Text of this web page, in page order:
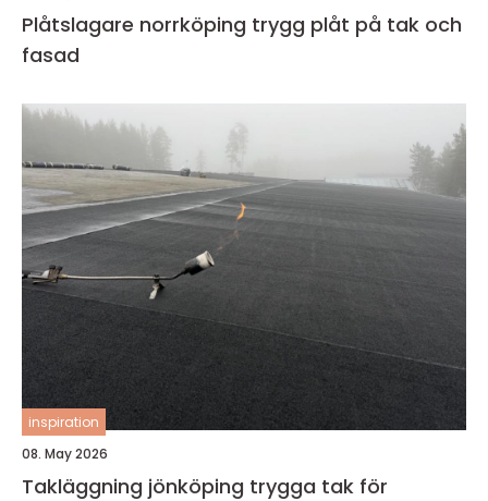
Plåtslagare norrköping trygg plåt på tak och
fasad
inspiration
08. May 2026
Takläggning jönköping trygga tak för